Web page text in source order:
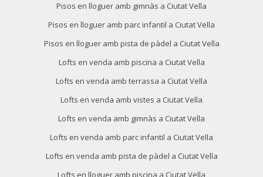
Pisos en lloguer amb gimnàs a Ciutat Vella
Pisos en lloguer amb parc infantil a Ciutat Vella
Pisos en lloguer amb pista de pàdel a Ciutat Vella
Lofts en venda amb piscina a Ciutat Vella
Lofts en venda amb terrassa a Ciutat Vella
Lofts en venda amb vistes a Ciutat Vella
Lofts en venda amb gimnàs a Ciutat Vella
Lofts en venda amb parc infantil a Ciutat Vella
Lofts en venda amb pista de pàdel a Ciutat Vella
Lofts en lloguer amb piscina a Ciutat Vella